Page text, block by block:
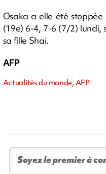
Osaka a elle été
(19e) 6-4, 7-6 (7/2) lundi,
sa fille Shai.
AFP
Actualités du monde, AFP